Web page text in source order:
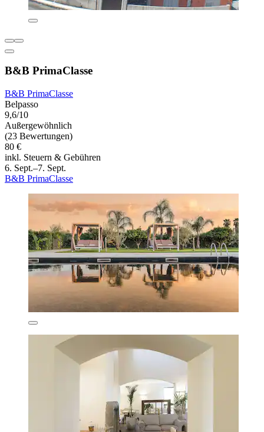
B&B PrimaClasse
B&B PrimaClasse
Belpasso
9,6/10
Außergewöhnlich
(23 Bewertungen)
80 €
inkl. Steuern & Gebühren
6. Sept.–7. Sept.
B&B PrimaClasse